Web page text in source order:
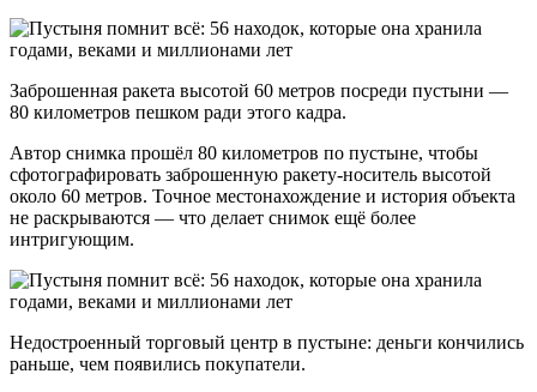
Заброшенная ракета высотой 60 метров посреди пустыни —
80 километров пешком ради этого кадра.
Автор снимка прошёл 80 километров по пустыне, чтобы
сфотографировать заброшенную ракету-носитель высотой
около 60 метров. Точное местонахождение и история объекта
не раскрываются — что делает снимок ещё более
интригующим.
Недостроенный торговый центр в пустыне: деньги кончились
раньше, чем появились покупатели.